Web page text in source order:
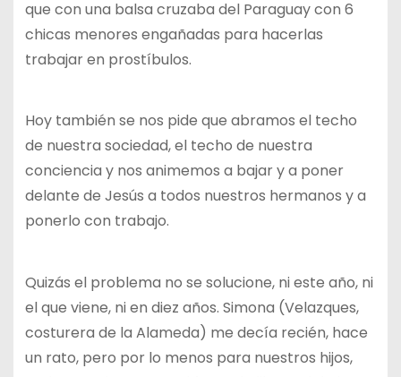
que con una balsa cruzaba del Paraguay con 6
chicas menores engañadas para hacerlas
trabajar en prostíbulos.
Hoy también se nos pide que abramos el techo
de nuestra sociedad, el techo de nuestra
conciencia y nos animemos a bajar y a poner
delante de Jesús a todos nuestros hermanos y a
ponerlo con trabajo.
Quizás el problema no se solucione, ni este año, ni
el que viene, ni en diez años. Simona (Velazques,
costurera de la Alameda) me decía recién, hace
un rato, pero por lo menos para nuestros hijos,